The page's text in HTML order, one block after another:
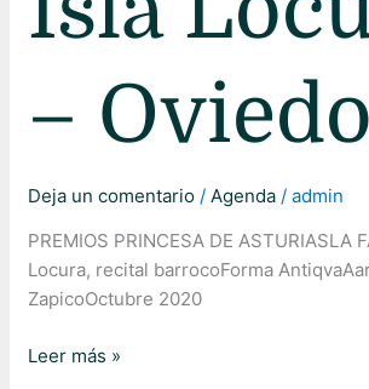
– Oviedo
Deja un comentario /Agenda /admin
PREMIOS PRINCESA DE ASTURIASLA
Locura, recital barrocoForma
ZapicoOctubre 2020
–
Leer más »